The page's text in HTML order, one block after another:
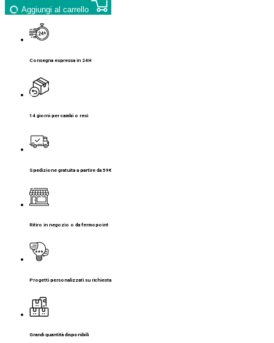
Aggiungi al carrello
Consegna espressa in 24H
14 giorni per cambi o resi
Spedizione gratuita a partire da 59€
Ritiro in negozio o da fermopoint
Progetti personalizzati su richiesta
Grandi quantità disponibili